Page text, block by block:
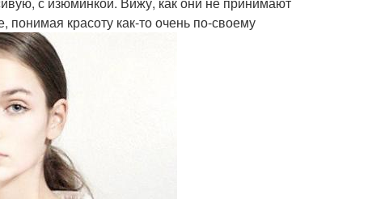
понимая красоту как-то очень по-своему